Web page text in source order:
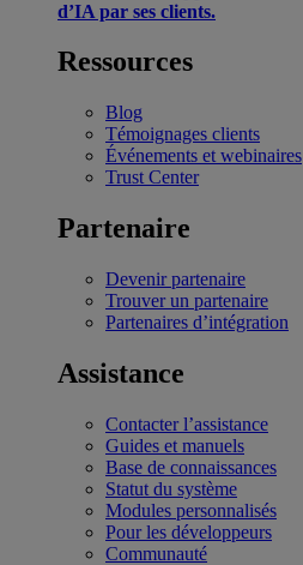
d’IA par ses clients.
Ressources
Blog
Témoignages clients
Événements et webinaires
Trust Center
Partenaire
Devenir partenaire
Trouver un partenaire
Partenaires d’intégration
Assistance
Contacter l’assistance
Guides et manuels
Base de connaissances
Statut du système
Modules personnalisés
Pour les développeurs
Communauté